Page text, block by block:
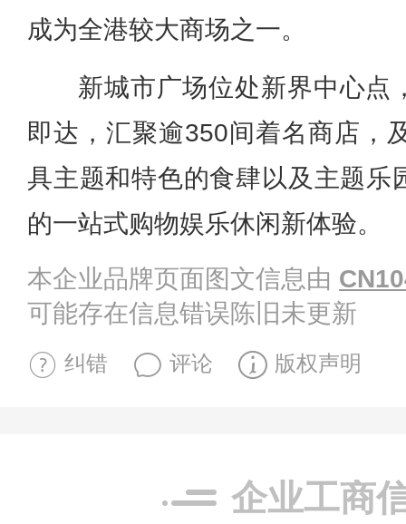
成为全港较大商场之一。
新城市广场位处新界中心点
即达，汇聚逾350间着名商店，
具主题和特色的食肆以及主题乐
的一站式购物娱乐休闲新体验。
本企业品牌页面图文信息由
可能存在信息错误陈旧未更新
纠错 评论 版权声明
企业工商